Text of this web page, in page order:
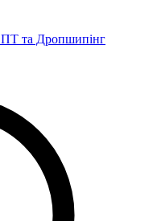
та Дропшипінг